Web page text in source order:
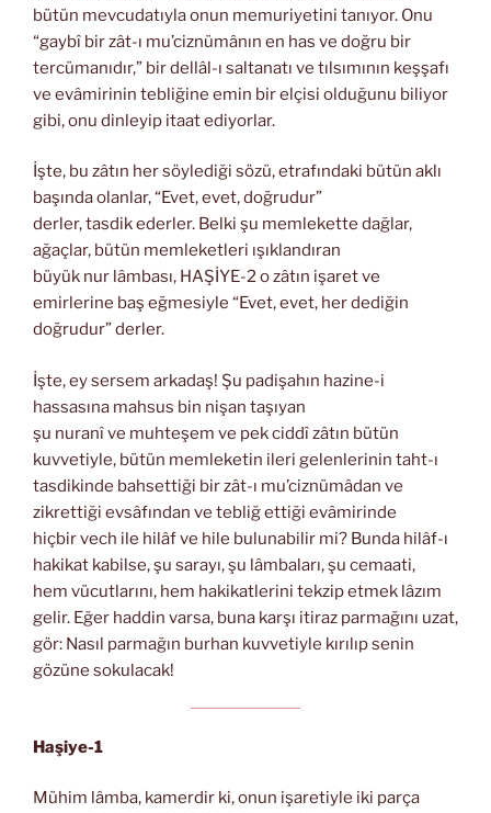
bütün mevcudatıyla onun memuriyetini tanıyor. Onu
“gaybî bir zât-ı mu’ciznümânın en has ve doğru bir
tercümanıdır,” bir dellâl-ı saltanatı ve tılsımının keşşafı
ve evâmirinin tebliğine emin bir elçisi olduğunu biliyor
gibi, onu dinleyip itaat ediyorlar.
İşte, bu zâtın her söylediği sözü, etrafındaki bütün aklı
başında olanlar, “Evet, evet, doğrudur”
derler, tasdik ederler. Belki şu memlekette dağlar,
ağaçlar, bütün memleketleri ışıklandıran
büyük nur lâmbası, HAŞİYE-2 o zâtın işaret ve
emirlerine baş eğmesiyle “Evet, evet, her dediğin
doğrudur” derler.
İşte, ey sersem arkadaş! Şu padişahın hazine-i
hassasına mahsus bin nişan taşıyan
şu nuranî ve muhteşem ve pek ciddî zâtın bütün
kuvvetiyle, bütün memleketin ileri gelenlerinin taht-ı
tasdikinde bahsettiği bir zât-ı mu’ciznümâdan ve
zikrettiği evsâfından ve tebliğ ettiği evâmirinde
hiçbir vech ile hilâf ve hile bulunabilir mi? Bunda hilâf-ı
hakikat kabilse, şu sarayı, şu lâmbaları, şu cemaati,
hem vücutlarını, hem hakikatlerini tekzip etmek lâzım
gelir. Eğer haddin varsa, buna karşı itiraz parmağını uzat,
gör: Nasıl parmağın burhan kuvvetiyle kırılıp senin
gözüne sokulacak!
Haşiye-1
Mühim lâmba, kamerdir ki, onun işaretiyle iki parça